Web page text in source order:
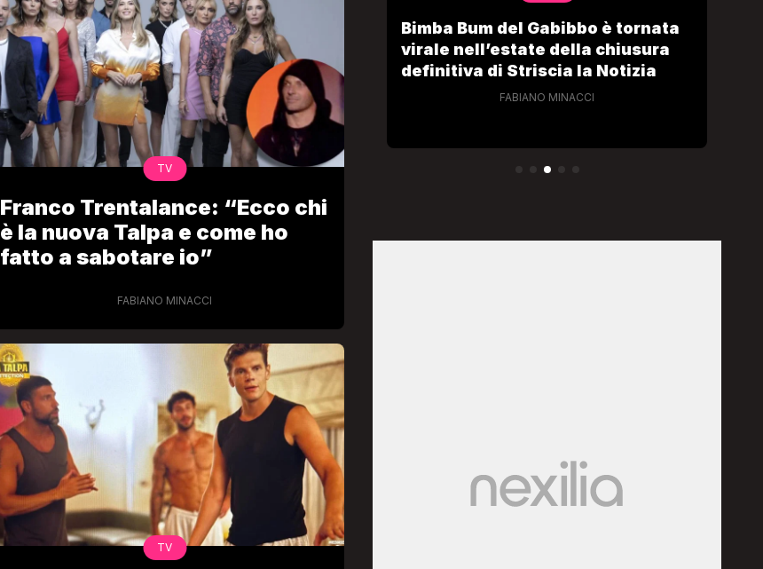
TV
Franco Trentalance: “Ecco chi
è la nuova Talpa e come ho
fatto a sabotare io”
FABIANO MINACCI
TV
Camilla Milanesi lascia tutto:
“Addio cike mie, siete state una
grande famiglia per me”
FABIANO MINACCI
Bimba Bum del Gabibbo è tornata
virale nell’estate della chiusura
definitiva di Striscia la Notizia
FABIANO MINACCI